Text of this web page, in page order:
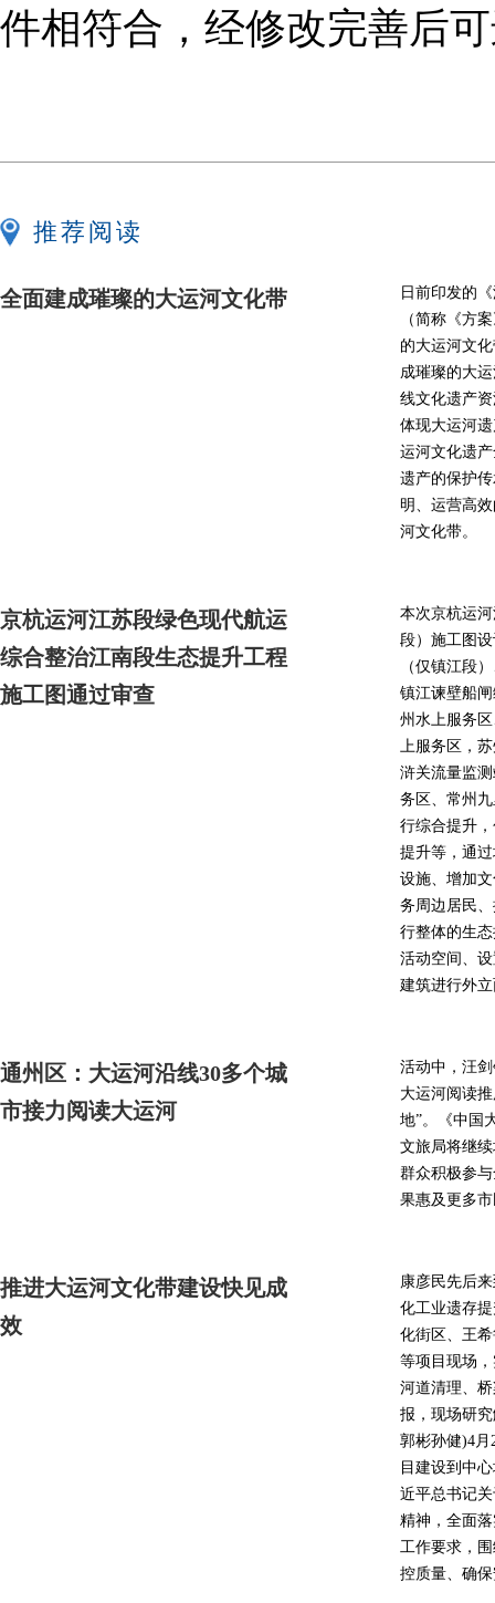
件相符合，经修改完善后
推荐阅读
全面建成璀璨的大运河文化带
日前印发的
（简称《方
的大运河文
成璀璨的大
线文化遗产
体现大运河
运河文化遗
遗产的保护
明、运营高
河文化带。
京杭运河江苏段绿色现代航运
综合整治江南段生态提升工程
施工图通过审查
本次京杭运
段）施工图
（仅镇江段
镇江谏壁船
州水上服务
上服务区，
浒关流量监
务区、常州
行综合提升
提升等，通
设施、增加
务周边居民
行整体的生
活动空间、
建筑进行外
通州区：大运河沿线30多个城
市接力阅读大运河
活动中，汪
大运河阅读
地”。《中国
文旅局将继
群众积极参
果惠及更多
推进大运河文化带建设快见成
效
康彦民先后
化工业遗存
化街区、王
等项目现场
河道清理、
报，现场研
郭彬孙健)4
目建设到中
近平总书记
精神，全面
工作要求，
控质量、确